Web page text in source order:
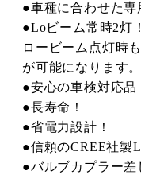
●車種に合わせた専
●Loビーム常時2灯！
ロービーム点灯時
が可能になります。
●安心の車検対応品
●長寿命！
●省電力設計！
●信頼のCREE社製
●バルブカプラー